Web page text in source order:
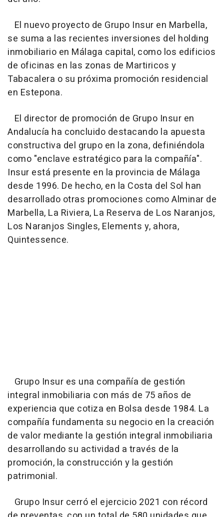
El nuevo proyecto de Grupo Insur en Marbella,
se suma a las recientes inversiones del holding
inmobiliario en Málaga capital, como los edificios
de oficinas en las zonas de Martiricos y
Tabacalera o su próxima promoción residencial
en Estepona.
El director de promoción de Grupo Insur en
Andalucía ha concluido destacando la apuesta
constructiva del grupo en la zona, definiéndola
como "enclave estratégico para la compañía".
Insur está presente en la provincia de Málaga
desde 1996. De hecho, en la Costa del Sol han
desarrollado otras promociones como Alminar de
Marbella, La Riviera, La Reserva de Los Naranjos,
Los Naranjos Singles, Elements y, ahora,
Quintessence.
Grupo Insur es una compañía de gestión
integral inmobiliaria con más de 75 años de
experiencia que cotiza en Bolsa desde 1984. La
compañía fundamenta su negocio en la creación
de valor mediante la gestión integral inmobiliaria
desarrollando su actividad a través de la
promoción, la construcción y la gestión
patrimonial.
Grupo Insur cerró el ejercicio 2021 con récord